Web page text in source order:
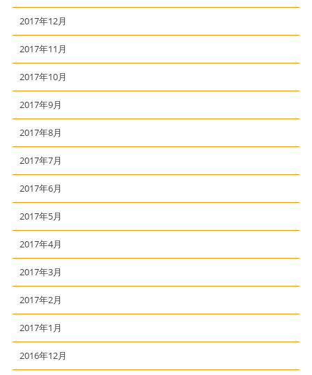
2017年12月
2017年11月
2017年10月
2017年9月
2017年8月
2017年7月
2017年6月
2017年5月
2017年4月
2017年3月
2017年2月
2017年1月
2016年12月